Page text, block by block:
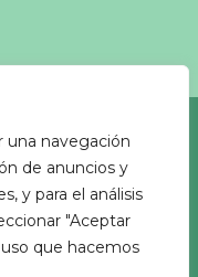
una navegación
de anuncios y
y para el análisis
"Aceptar
que hacemos
PARA BUFFET